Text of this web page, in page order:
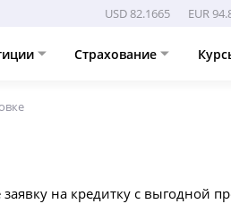
USD 82.1665 EUR
Страхование
на кредитку с выгодной